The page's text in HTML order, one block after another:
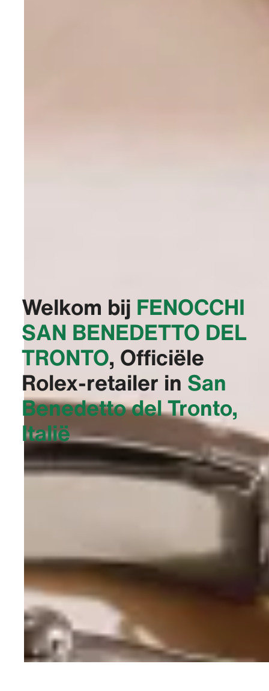
Welkom bij ‭FENOCCHI
SAN BENEDETTO DEL
TRONTO‬, Officiële
Rolex-retailer in San
Benedetto del Tronto,
Italië